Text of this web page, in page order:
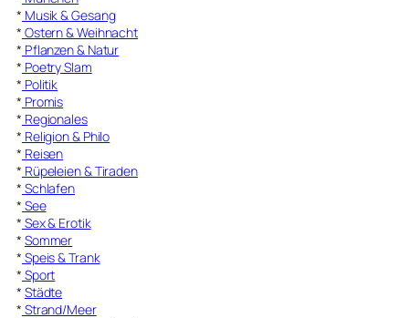
* Musik & Gesang
* Ostern & Weihnacht
* Pflanzen & Natur
* Poetry Slam
* Politik
* Promis
* Regionales
* Religion & Philo
* Reisen
* Rüpeleien & Tiraden
* Schlafen
* See
* Sex & Erotik
* Sommer
* Speis & Trank
* Sport
* Städte
* Strand/Meer